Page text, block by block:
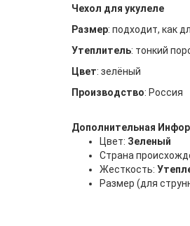
Чехол для укулеле
Размер: подходит, как
Утеплитель: тонкий
Цвет: зелёный
Производство: Россия
Дополнительная
Цвет: Зеленый
Страна
Жесткость:
Размер (для